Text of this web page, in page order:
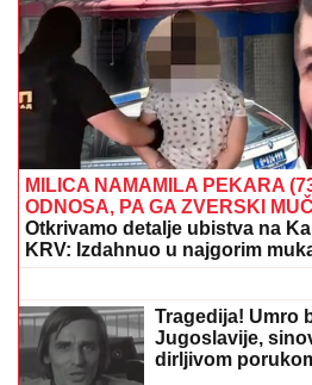
TEŠKA NESREĆA KOD RUME
stradao muškarac
RASTE BROJ
Dramatična
"ZLOČESTA,
Dara Bubamara
na prozivke, pa
šokirala